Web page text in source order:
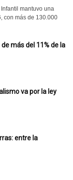
mantuvo una
con más de 130.000
más del 11% de la
va por la ley
entre la